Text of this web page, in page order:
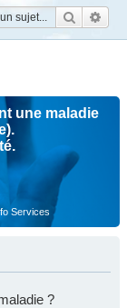
une maladie
Services
?